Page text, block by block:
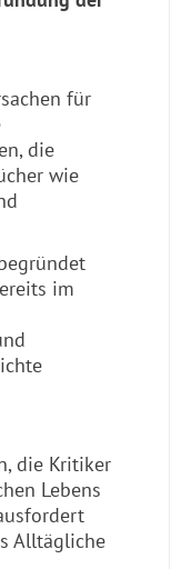
für
die
wie
im
die Kritiker
Lebens
Alltägliche